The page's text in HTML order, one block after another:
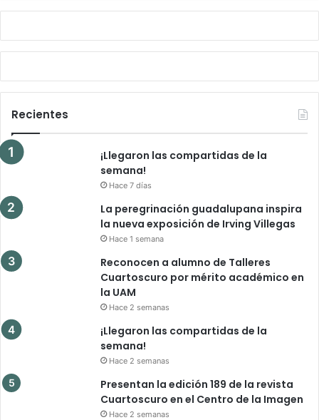
Recientes
¡Llegaron las compartidas de la
semana!
Hace 7 días
La peregrinación guadalupana inspira
la nueva exposición de Irving Villegas
Hace 1 semana
Reconocen a alumno de Talleres
Cuartoscuro por mérito académico en
la UAM
Hace 2 semanas
¡Llegaron las compartidas de la
semana!
Hace 2 semanas
Presentan la edición 189 de la revista
Cuartoscuro en el Centro de la Imagen
Hace 2 semanas